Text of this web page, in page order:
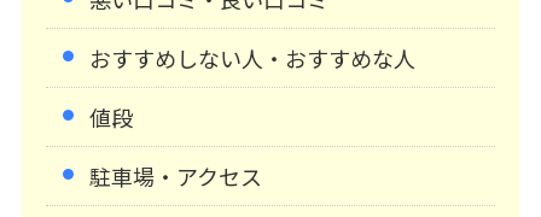
おすすめしない人・おすすめな人
値段
駐車場・アクセス